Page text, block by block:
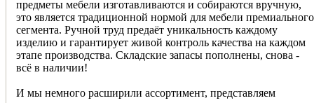
предметы мебели изготавливаются и собираются вручную,
это является традиционной нормой для мебели премиального
сегмента. Ручной труд предаёт уникальность каждому
изделию и гарантирует живой контроль качества на каждом
этапе производства. Складские запасы пополнены, снова -
всё в наличии!
И мы немного расширили ассортимент, представляем